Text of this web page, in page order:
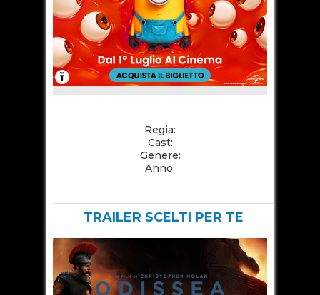
Regia:
Cast:
Genere:
Anno:
TRAILER SCELTI PER TE